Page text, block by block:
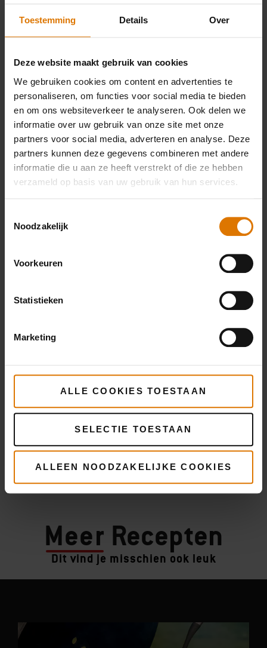
Toestemming Details Over
Deze website maakt gebruik van cookies
We gebruiken cookies om content en advertenties te
personaliseren, om functies voor social media te bieden
en om ons websiteverkeer te analyseren. Ook delen we
informatie over uw gebruik van onze site met onze
partners voor social media, adverteren en analyse. Deze
partners kunnen deze gegevens combineren met andere
informatie die u aan ze heeft verstrekt of die ze hebben
verzameld op basis van uw gebruik van hun services.
Noodzakelijk
Voorkeuren
Statistieken
Marketing
ALLE COOKIES TOESTAAN
SELECTIE TOESTAAN
ALLEEN NOODZAKELIJKE COOKIES
Wat heb je nodig?
Aanbevolen
accessoires
Premium
handschoenen
informatie
Meer Recepten
Dit vind je misschien ook leuk